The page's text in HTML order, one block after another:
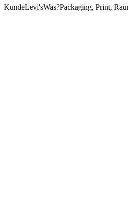
KundeLevi'sWas?Packaging, Print,